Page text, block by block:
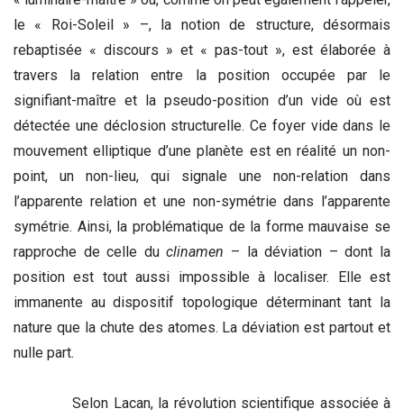
le « Roi-Soleil » –, la notion de structure, désormais
rebaptisée « discours » et « pas-tout », est élaborée à
travers la relation entre la position occupée par le
signifiant-maître et la pseudo-position d’un vide où est
détectée une déclosion structurelle. Ce foyer vide dans le
mouvement elliptique d’une planète est en réalité un non-
point, un non-lieu, qui signale une non-relation dans
l’apparente relation et une non-symétrie dans l’apparente
symétrie. Ainsi, la problématique de la forme mauvaise se
rapproche de celle duclinamen – la déviation – dont la
position est tout aussi impossible à localiser. Elle est
immanente au dispositif topologique déterminant tant la
nature que la chute des atomes. La déviation est partout et
nulle part.
Selon Lacan, la révolution scientifique associée à